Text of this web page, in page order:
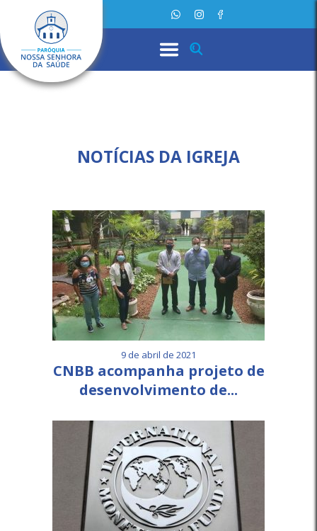
NOTÍCIAS DA IGREJA
9 de abril de 2021
CNBB acompanha projeto de
desenvolvimento de...